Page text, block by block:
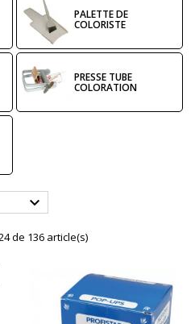
PALETTE DE
COLORISTE
PRESSE TUBE
COLORATION

de 136 article(s)